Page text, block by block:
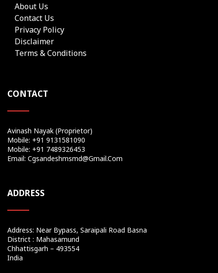
About Us
Contact Us
Privacy Policy
Disclaimer
Terms & Conditions
CONTACT
Avinash Nayak (Proprietor)
Mobile: +91 9131581090
Mobile: +91 7489326453
Email: Cgsandeshmsmd@gmail.com
ADDRESS
Address: Near Bypass, Saraipali Road Basna
District : Mahasamund
Chhattisgarh – 493554
India